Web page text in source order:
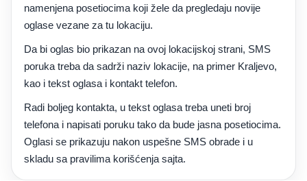
namenjena posetiocima koji žele da pregledaju novije
oglase vezane za tu lokaciju.
Da bi oglas bio prikazan na ovoj lokacijskoj strani, SMS
poruka treba da sadrži naziv lokacije, na primer Kraljevo,
kao i tekst oglasa i kontakt telefon.
Radi boljeg kontakta, u tekst oglasa treba uneti broj
telefona i napisati poruku tako da bude jasna posetiocima.
Oglasi se prikazuju nakon uspešne SMS obrade i u
skladu sa pravilima korišćenja sajta.